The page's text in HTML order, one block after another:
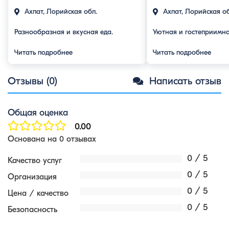
Ахпат, Лорийская обл.
Разнообразная и вкусная еда.
Читать подробнее
Ахпат, Лорийская
Уютная и
Читать подробнее
Отзывы (0) Написать отзыв
Общая оценка
0.00
Основана на 0 отзывах
Качество услуг 0 / 5
Организация 0 / 5
Цена / качество 0 / 5
Безопасность 0 / 5